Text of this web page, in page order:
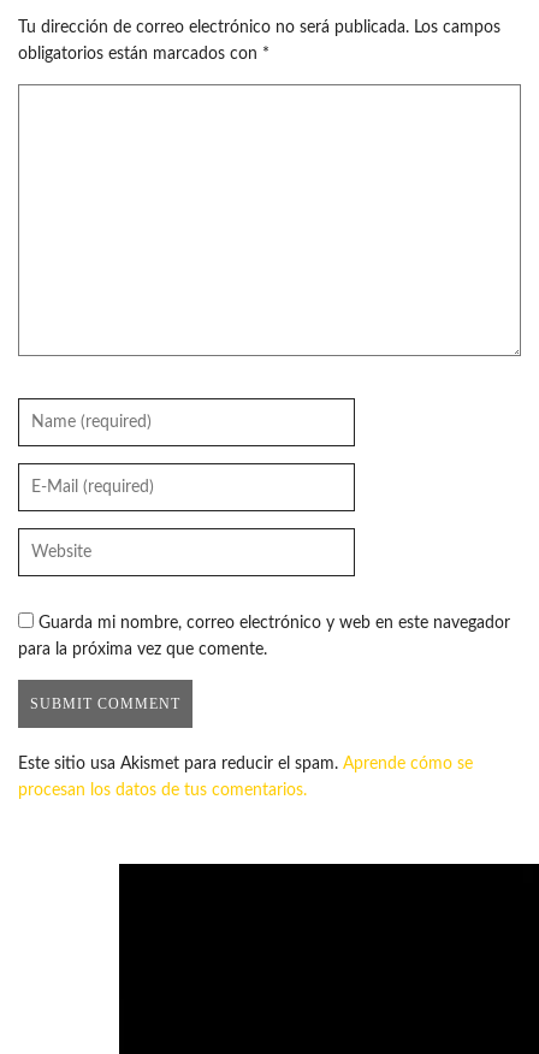
Tu dirección de correo electrónico no será publicada. Los campos
obligatorios están marcados con *
Guarda mi nombre, correo electrónico y web en este navegador
para la próxima vez que comente.
Este sitio usa Akismet para reducir el spam. Aprende cómo se
procesan los datos de tus comentarios.